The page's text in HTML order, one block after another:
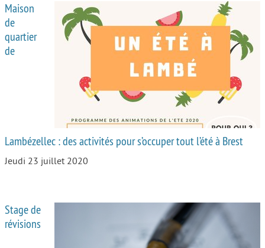
Maison
de
quartier
de
Lambézellec : des activités pour s’occuper tout l’été à Brest
Jeudi 23 juillet 2020
Stage de
révisions